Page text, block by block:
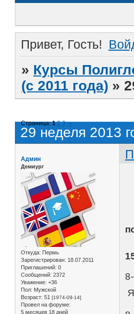
Привет, Гость!
» Курсы
(с 2011 года) »
29 неделя 2013
Страница:1 2 3 »
Админ
Демиург
Откуда: Пермь
Зарегистрирован: 18.07.2011
Приглашений: 0
Сообщений: 2372
Уважение: +36
Пол: Мужской
Возраст: 51 [1974-09-14]
Провел на форуме:
5 месяцев 18 дней